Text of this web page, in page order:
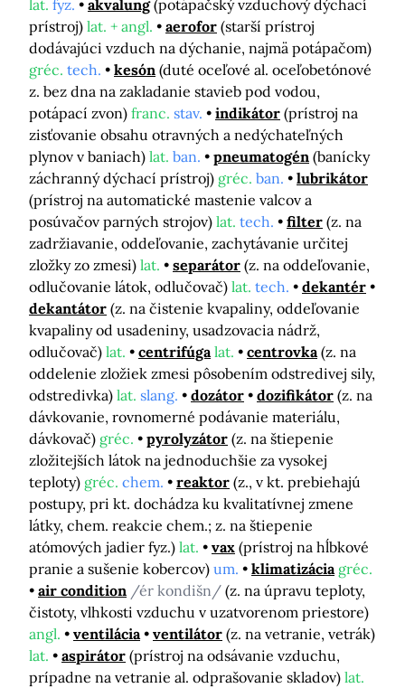
lat. fyz. akvalung (potápačský vzduchový dýchací
prístroj) lat. + angl. aerofor (starší prístroj
dodávajúci vzduch na dýchanie, najmä potápačom)
gréc. tech. kesón (duté oceľové al. oceľobetónové
z. bez dna na zakladanie stavieb pod vodou,
potápací zvon) franc. stav. indikátor (prístroj na
zisťovanie obsahu otravných a nedýchateľných
plynov v baniach) lat. ban. pneumatogén (banícky
záchranný dýchací prístroj) gréc. ban.
lubrikátor
(prístroj na automatické mastenie valcov a
posúvačov parných strojov) lat. tech. filter (z. na
zadržiavanie, oddeľovanie, zachytávanie určitej
zložky zo zmesi) lat. separátor (z. na oddeľovanie,
odlučovanie látok, odlučovač) lat. tech.
dekantér
dekantátor (z. na čistenie kvapaliny, oddeľovanie
kvapaliny od usadeniny, usadzovacia nádrž,
odlučovač) lat. centrifúga lat. centrovka (z. na
oddelenie zložiek zmesi pôsobením odstredivej sily,
odstredivka) lat. slang. dozátor dozifikátor (z. na
dávkovanie, rovnomerné podávanie materiálu,
dávkovač) gréc. pyrolyzátor (z. na štiepenie
zložitejších látok na jednoduchšie za vysokej
teploty) gréc. chem. reaktor (z., v kt. prebiehajú
postupy, pri kt. dochádza ku kvalitatívnej zmene
látky, chem. reakcie chem.; z. na štiepenie
atómových jadier fyz.) lat. vax (prístroj na hĺbkové
pranie a sušenie kobercov) um. klimatizácia gréc.
air condition /ér kondišn/ (z. na úpravu teploty,
čistoty, vlhkosti vzduchu v uzatvorenom priestore)
angl.
ventilácia ventilátor (z. na vetranie, vetrák)
lat.
aspirátor (prístroj na odsávanie vzduchu,
prípadne na vetranie al. odprašovanie skladov) lat.